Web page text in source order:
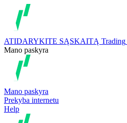
ATIDARYKITE SĄSKAITĄ Trading
Mano paskyra
Mano paskyra
Prekyba internetu
Help